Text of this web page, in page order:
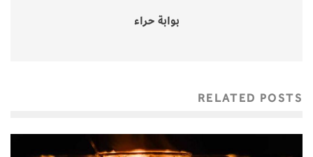
بوابة حراء
RELATED POSTS